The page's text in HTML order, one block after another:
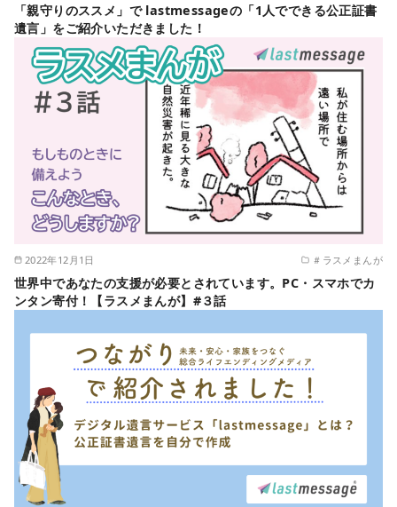
「親守りのススメ」で lastmessageの「1人でできる公正証書
遺言」をご紹介いただきました！
2022年12月1日 ＃ラスメまんが
世界中であなたの支援が必要とされています。PC・スマホでカ
ンタン寄付！【ラスメまんが】#３話